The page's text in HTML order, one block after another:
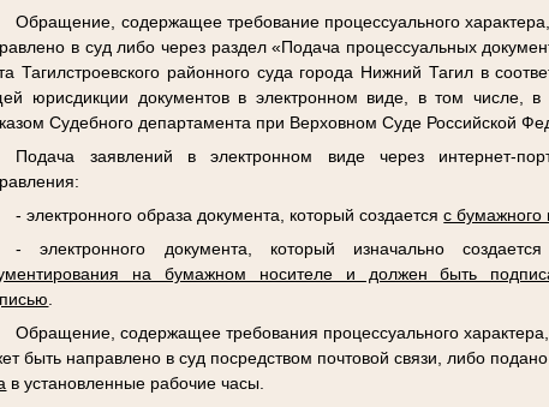
Обращение, содержащее требование процессуального
в суд либо через раздел «Подача процессуальных
Тагилстроевского районного суда города Нижний Тагил в
юрисдикции документов в электронном виде, в том числе,
Судебного департамента при Верховном Суде Российской
Подача заявлений в электронном виде через интернет-
- электронного образа документа, который создаетсяс бумажного
- электронного документа, который изначально
на бумажном носителе и должен быть
.
Обращение, содержащее требования процессуального
быть направлено в суд посредством почтовой связи, либо
в установленные рабочие часы.